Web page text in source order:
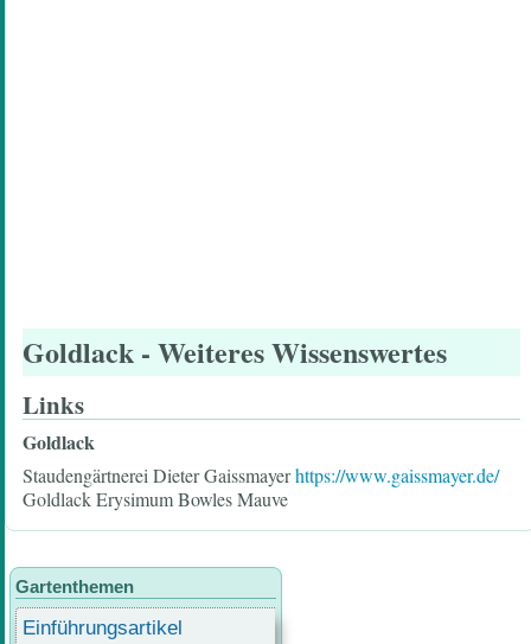
Goldlack - Weiteres Wissenswertes
Links
Goldlack
Staudengärtnerei Dieter Gaissmayerhttps://www.gaissmayer.de/
Goldlack Erysimum Bowles Mauve
Gartenthemen
Einführungsartikel